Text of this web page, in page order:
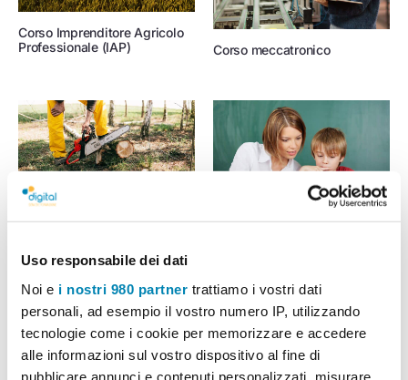
Uso responsabile dei dati
Noi e i nostri 980 partner trattiamo i vostri dati
personali, ad esempio il vostro numero IP, utilizzando
tecnologie come i cookie per memorizzare e accedere
alle informazioni sul vostro dispositivo al fine di
pubblicare annunci e contenuti personalizzati, misurare
Corso Imprenditore Agricolo
Professionale (IAP)
Corso meccatronico
Corso operatore idraulico